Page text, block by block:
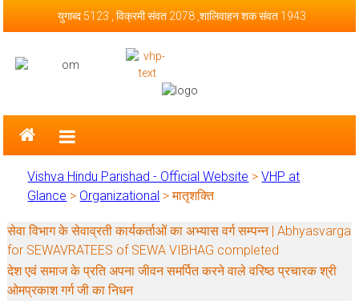
युगाब्द 5123 , विक्रमी संवत 2078 ,शालिवाहन शक संवत 1943
Vishva Hindu Parishad – Official
Website
Vishva Hindu Parishad - Official Website >VHP at
Glance > Organizational >मातृशक्ति
सेवा विभाग के सेवाव्रती कार्यकर्ताओं का अभ्यास वर्ग सम्पन्न | Abhyasvarga
for SEWAVRATEES of SEWA VIBHAG completed
देश एवं समाज के प्रति अपना जीवन समर्पित करने वाले वरिष्ठ प्रचारक श्री
ओमप्रकाश गर्ग जी का निधन